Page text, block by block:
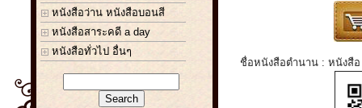
หนังสือว่าน หนังสือบอนสี
หนังสือสาระคดี a day
หนังสือทั่วไป อื่นๆ
ชื่อหนังสือตำนาน : หนังสื